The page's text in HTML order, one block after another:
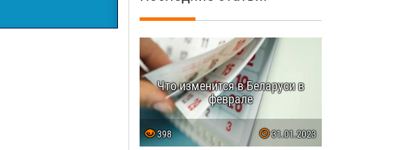
Что изменится в Беларуси в
феврале
398 31.01.2023